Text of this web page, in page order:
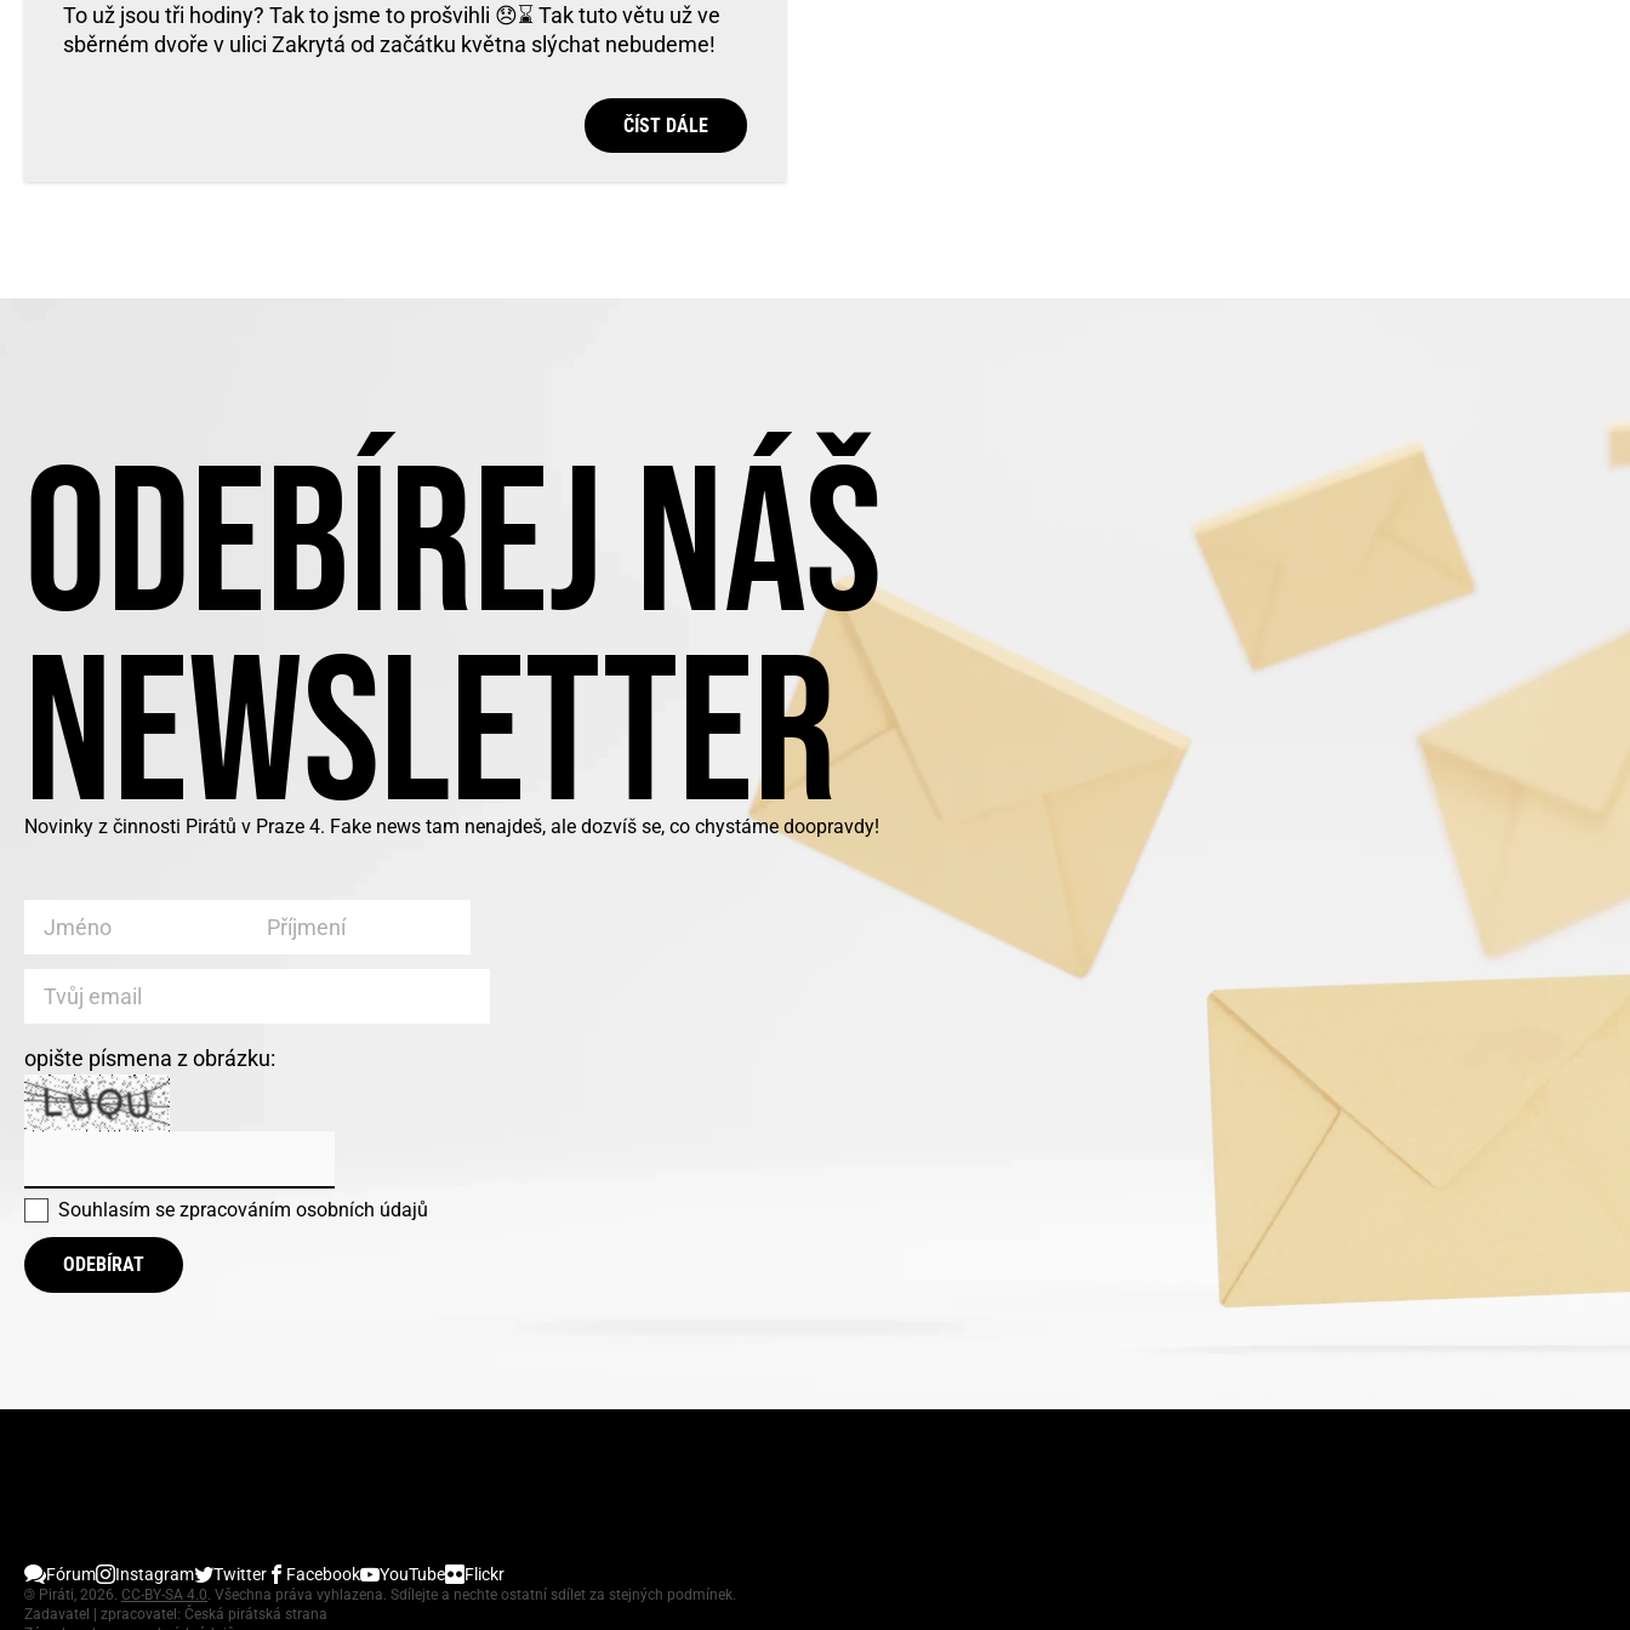
To už jsou tři hodiny? Tak to jsme to prošvihli 😞⌛️ Tak tuto větu už ve
sběrném dvoře v ulici Zakrytá od začátku května slýchat nebudeme!
ČÍST DÁLE
ODEBÍREJ NÁŠ
NEWSLETTER
Novinky z činnosti Pirátů v Praze 4. Fake news tam nenajdeš, ale dozvíš se, co chystáme doopravdy!
opište písmena z obrázku:
Souhlasím se zpracováním osobních údajů
ODEBÍRAT
Fórum Instagram Twitter Facebook YouTube Flickr
© Piráti, 2026. CC-BY-SA 4.0. Všechna práva vyhlazena. Sdílejte a nechte ostatní sdílet za stejných podmínek.
Zadavatel | zpracovatel: Česká pirátská strana